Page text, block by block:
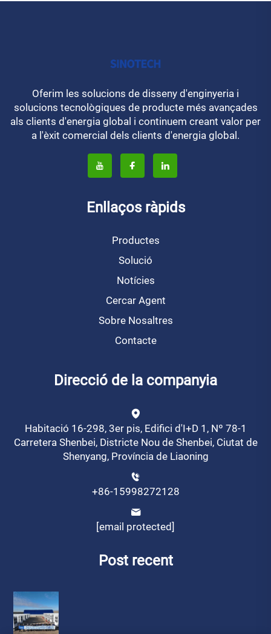
Oferim les solucions de disseny d'enginyeria i
solucions tecnològiques de producte més avançades
als clients d'energia global i continuem creant valor per
a l'èxit comercial dels clients d'energia global.
Enllaços ràpids
Productes
Solució
Notícies
Cercar Agent
Sobre Nosaltres
Contacte
Direcció de la companyia
Habitació 16-298, 3er pis, Edifici d'I+D 1, Nº 78-1
Carretera Shenbei, Districte Nou de Shenbei, Ciutat de
Shenyang, Província de Liaoning
+86-15998272128
[email protected]
Post recent